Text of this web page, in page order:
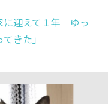
に迎えて１年 ゆっ
きた」